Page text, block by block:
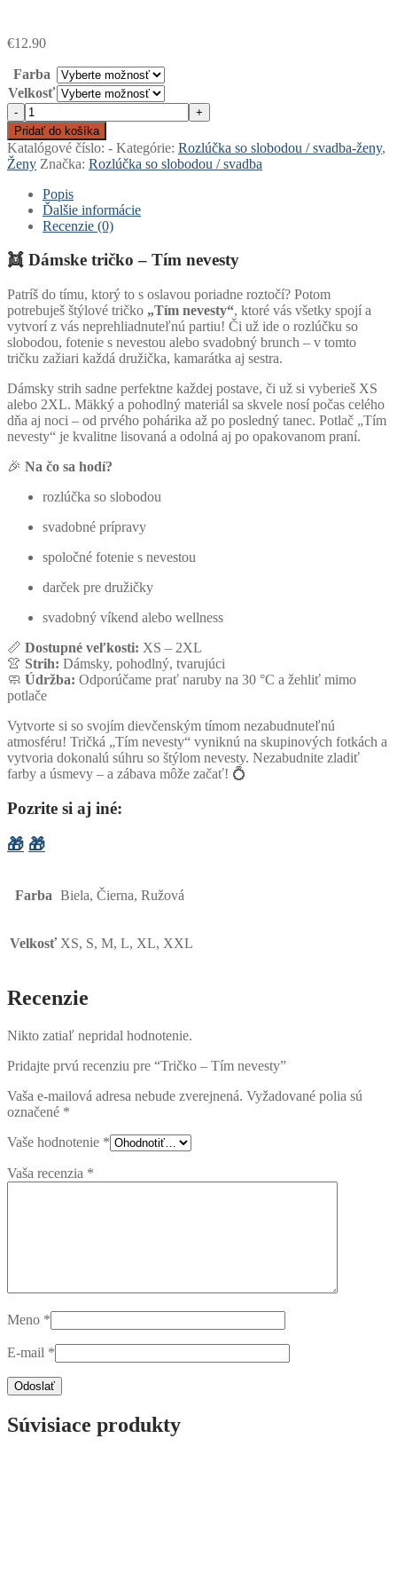
€12.90
Farba
Velkosť
množstvo
Tričko
-
Tím
nevesty
-
+
Pridať do košíka
Katalógové číslo: - Kategórie: Rozlúčka so slobodou / svadba-ženy,
Ženy Značka: Rozlúčka so slobodou / svadba
Popis
Ďalšie informácie
Recenzie (0)
👯 Dámske tričko – Tím nevesty
Patríš do tímu, ktorý to s oslavou poriadne roztočí? Potom
potrebuješ štýlové tričko „Tím nevesty“, ktoré vás všetky spojí a
vytvorí z vás neprehliadnuteľnú partiu! Či už ide o rozlúčku so
slobodou, fotenie s nevestou alebo svadobný brunch – v tomto
tričku zažiari každá družička, kamarátka aj sestra.
Dámsky strih sadne perfektne každej postave, či už si vyberieš XS
alebo 2XL. Mäkký a pohodlný materiál sa skvele nosí počas celého
dňa aj noci – od prvého pohárika až po posledný tanec. Potlač „Tím
nevesty“ je kvalitne lisovaná a odolná aj po opakovanom praní.
🎉 Na čo sa hodí?
rozlúčka so slobodou
svadobné prípravy
spoločné fotenie s nevestou
darček pre družičky
svadobný víkend alebo wellness
📏 Dostupné veľkosti: XS – 2XL
👚 Strih: Dámsky, pohodlný, tvarujúci
🧼 Údržba: Odporúčame prať naruby na 30 °C a žehliť mimo
potlače
Vytvorte si so svojím dievčenským tímom nezabudnuteľnú
atmosféru! Tričká „Tím nevesty“ vyniknú na skupinových fotkách a
vytvoria dokonalú súhru so štýlom nevesty. Nezabudnite zladiť
farby a úsmevy – a zábava môže začať! 💍
Pozrite si aj iné:
🎁 🎁
Farba Biela, Čierna, Ružová
Velkosť XS, S, M, L, XL, XXL
Recenzie
Nikto zatiaľ nepridal hodnotenie.
Pridajte prvú recenziu pre “Tričko – Tím nevesty”
Vaša e-mailová adresa nebude zverejnená. Vyžadované polia sú
označené *
Vaše hodnotenie *
Vaša recenzia *
Meno *
E-mail *
Súvisiace produkty